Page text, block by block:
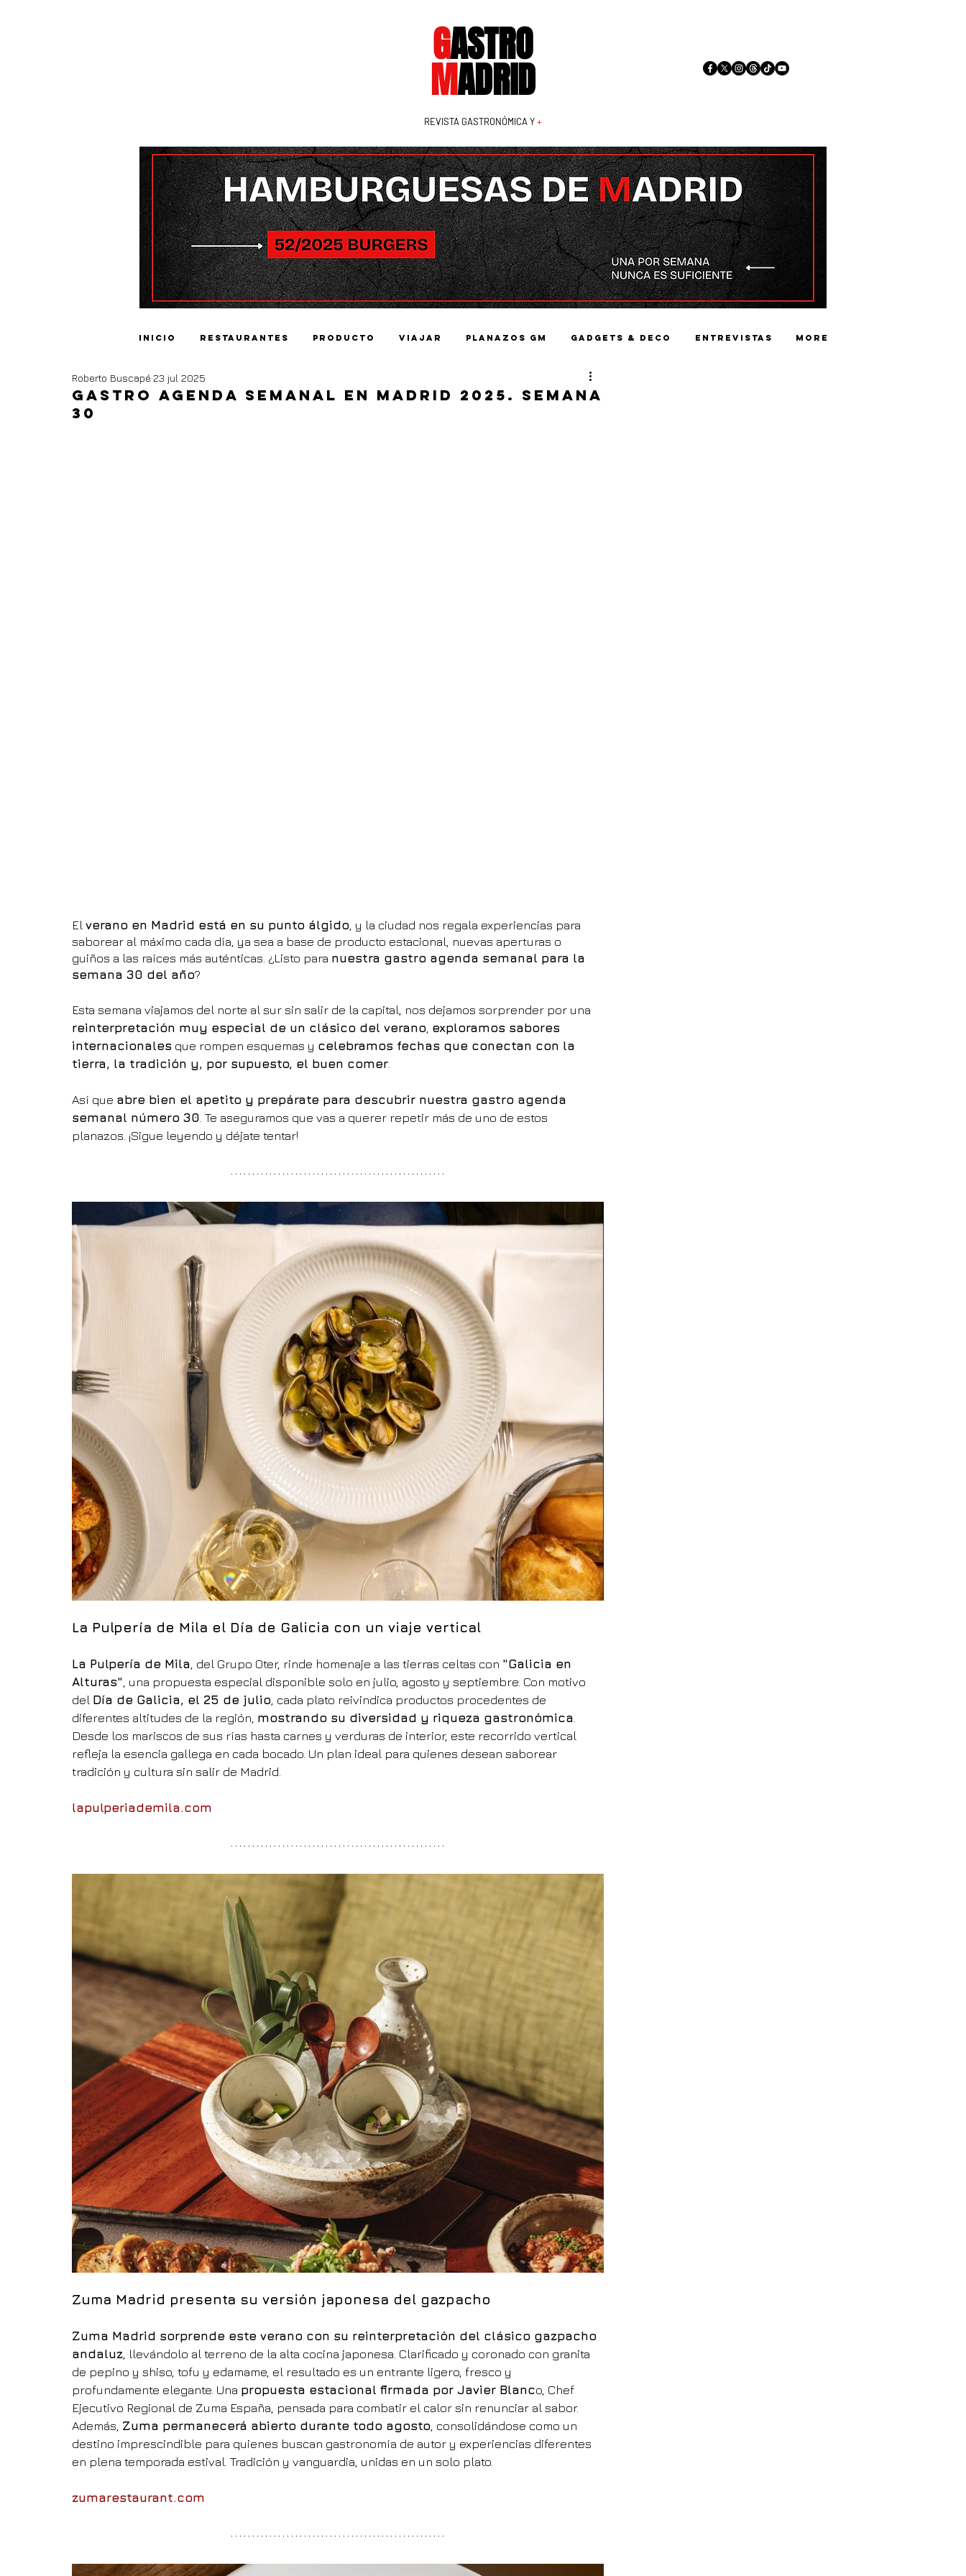
GASTRO
MADRID
REVISTA GASTRONÓMICA Y+
Inicio Restaurantes Producto Viajar Planazos GM Gadgets & Deco Entrevistas More
Gastro agenda semanal en Madrid 2025. Semana
30
Roberto Buscapé23 jul 2025
El verano en Madrid está en su punto álgido, y la ciudad nos regala experiencias para
saborear al máximo cada día, ya sea a base de producto estacional, nuevas aperturas o
guiños a las raíces más auténticas. ¿Listo para nuestra gastro agenda semanal para la
semana 30 del año?
Esta semana viajamos del norte al sur sin salir de la capital, nos dejamos sorprender por una
reinterpretación muy especial de un clásico del verano, exploramos sabores
internacionales que rompen esquemas y celebramos fechas que conectan con la
tierra, la tradición y, por supuesto, el buen comer.
Así que abre bien el apetito y prepárate para descubrir nuestra gastro agenda
semanal número 30. Te aseguramos que vas a querer repetir más de uno de estos
planazos. ¡Sigue leyendo y déjate tentar!
La Pulpería de Mila el Día de Galicia con un viaje vertical
La Pulpería de Mila, del Grupo Oter, rinde homenaje a las tierras celtas con "Galicia en
Alturas", una propuesta especial disponible solo en julio, agosto y septiembre. Con motivo
del Día de Galicia, el 25 de julio, cada plato reivindica productos procedentes de
diferentes altitudes de la región, mostrando su diversidad y riqueza gastronómica.
Desde los mariscos de sus rías hasta carnes y verduras de interior, este recorrido vertical
refleja la esencia gallega en cada bocado. Un plan ideal para quienes desean saborear
tradición y cultura sin salir de Madrid.
lapulperiademila.com
Zuma Madrid presenta su versión japonesa del gazpacho
Zuma Madrid sorprende este verano con su reinterpretación del clásico gazpacho
andaluz, llevándolo al terreno de la alta cocina japonesa. Clarificado y coronado con granita
de pepino y shiso, tofu y edamame, el resultado es un entrante ligero, fresco y
profundamente elegante. Una propuesta estacional firmada por Javier Blanco, Chef
Ejecutivo Regional de Zuma España, pensada para combatir el calor sin renunciar al sabor.
Además, Zuma permanecerá abierto durante todo agosto, consolidándose como un
destino imprescindible para quienes buscan gastronomía de autor y experiencias diferentes
en plena temporada estival. Tradición y vanguardia, unidas en un solo plato.
zumarestaurant.com